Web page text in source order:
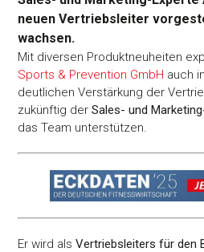
neuen Vertriebsleiter
wachsen.
Mit diversen Produktneuheiten
Sports & Prevention GmbH auch
deutlichen Verstärkung der
zukünftig derSales- und
das Team unterstützen.
Er wird alsVertriebsleiters für den